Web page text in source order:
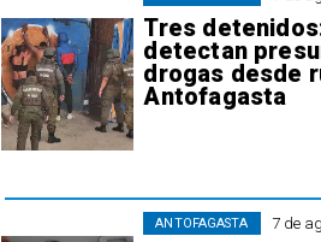
Tres
detectan
drogas desde
Antofagasta
7 de
ANTOFAGASTA